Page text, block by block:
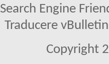
Search Engine
Traducere
Copyright